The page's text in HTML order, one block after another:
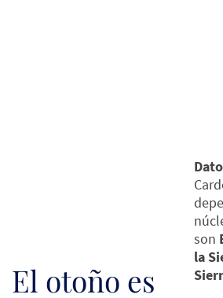
El otoño es
son
la